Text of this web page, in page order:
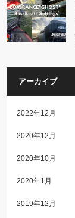
アーカイブ
2022年12月
2020年12月
2020年10月
2020年1月
2019年12月